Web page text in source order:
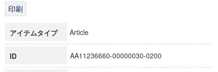
博士課程教育リーディングプログラム「超成熟社会発展のサ
アイテムタイプ Article
ID AA11236660-00000030-0200